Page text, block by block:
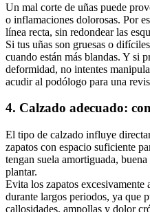
Un mal corte de uñas puede
o inflamaciones dolorosas. Por
línea recta, sin redondear las
Si tus uñas son gruesas o
cuando están más blandas. Y si
deformidad, no intentes
acudir al podólogo para una
4. Calzado adecuado:
El tipo de calzado influye
zapatos con espacio suficiente
tengan suela amortiguada,
plantar.
Evita los zapatos excesivamente
durante largos periodos, ya que
callosidades, ampollas y dolor